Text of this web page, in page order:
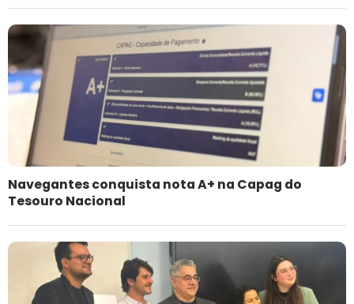
Navegantes conquista nota A+ na Capag do
Tesouro Nacional